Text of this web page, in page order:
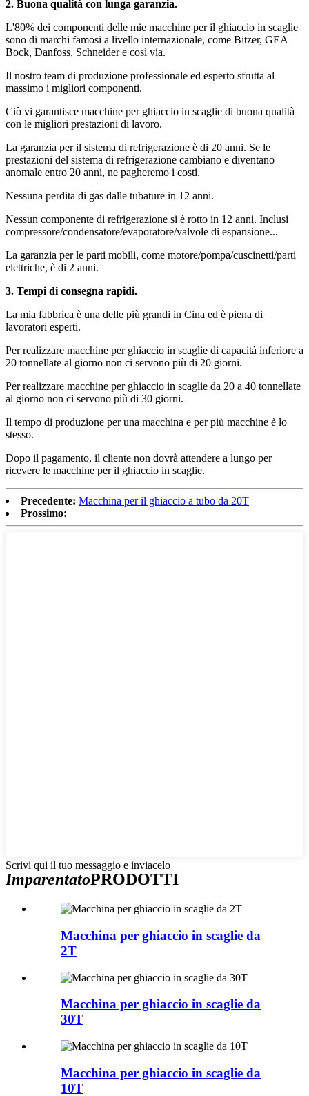
2. Buona qualità con lunga garanzia.
L'80% dei componenti delle mie macchine per il ghiaccio in scaglie
sono di marchi famosi a livello internazionale, come Bitzer, GEA
Bock, Danfoss, Schneider e così via.
Il nostro team di produzione professionale ed esperto sfrutta al
massimo i migliori componenti.
Ciò vi garantisce macchine per ghiaccio in scaglie di buona qualità
con le migliori prestazioni di lavoro.
La garanzia per il sistema di refrigerazione è di 20 anni. Se le
prestazioni del sistema di refrigerazione cambiano e diventano
anomale entro 20 anni, ne pagheremo i costi.
Nessuna perdita di gas dalle tubature in 12 anni.
Nessun componente di refrigerazione si è rotto in 12 anni. Inclusi
compressore/condensatore/evaporatore/valvole di espansione...
La garanzia per le parti mobili, come motore/pompa/cuscinetti/parti
elettriche, è di 2 anni.
3. Tempi di consegna rapidi.
La mia fabbrica è una delle più grandi in Cina ed è piena di
lavoratori esperti.
Per realizzare macchine per ghiaccio in scaglie di capacità inferiore a
20 tonnellate al giorno non ci servono più di 20 giorni.
Per realizzare macchine per ghiaccio in scaglie da 20 a 40 tonnellate
al giorno non ci servono più di 30 giorni.
Il tempo di produzione per una macchina e per più macchine è lo
stesso.
Dopo il pagamento, il cliente non dovrà attendere a lungo per
ricevere le macchine per il ghiaccio in scaglie.
Precedente: Macchina per il ghiaccio a tubo da 20T
Prossimo:
Scrivi qui il tuo messaggio e inviacelo
ImparentatoPRODOTTI
Macchina per ghiaccio in scaglie da
2T
Macchina per ghiaccio in scaglie da
30T
Macchina per ghiaccio in scaglie da
10T